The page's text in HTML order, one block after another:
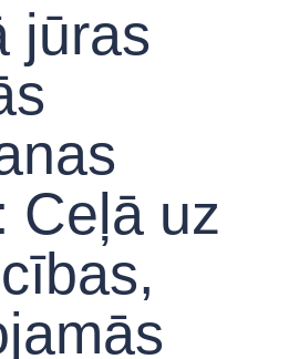
jūras
Ceļā uz